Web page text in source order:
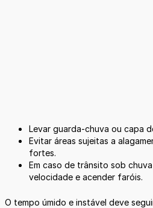
Levar guarda-chuva ou capa
Evitar áreas sujeitas a
fortes.
Em caso de trânsito sob
velocidade e acender faróis.
O tempo úmido e instável deve